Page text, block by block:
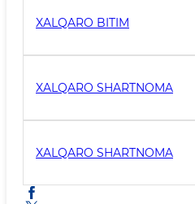
XALQARO BITIM
XALQARO SHARTNOMA
XALQARO SHARTNOMA